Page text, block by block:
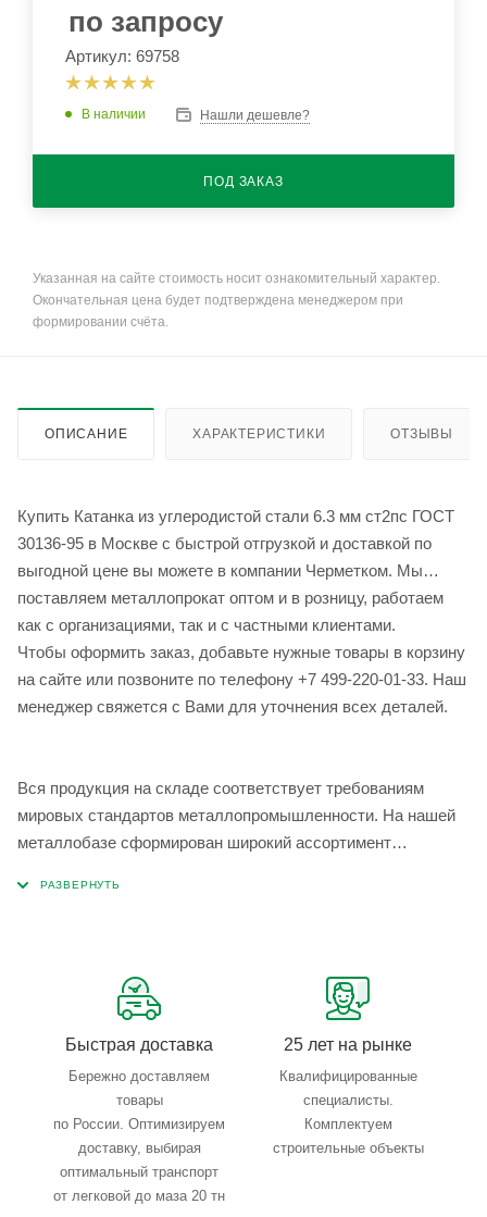
по запросу
Артикул: 69758
В наличии Нашли дешевле?
ПОД ЗАКАЗ
Указанная на сайте стоимость носит ознакомительный характер.
Окончательная цена будет подтверждена менеджером при
формировании счёта.
ОПИСАНИЕ ХАРАКТЕРИСТИКИ ОТЗЫВЫ
Купить Катанка из углеродистой стали 6.3 мм ст2пс ГОСТ
30136-95 в Москве с быстрой отгрузкой и доставкой по
выгодной цене вы можете в компании Черметком. Мы
поставляем металлопрокат оптом и в розницу, работаем
как с организациями, так и с частными клиентами.
Чтобы оформить заказ, добавьте нужные товары в корзину
на сайте или позвоните по телефону +7 499-220-01-33. Наш
менеджер свяжется с Вами для уточнения всех деталей.
Вся продукция на складе соответствует требованиям
мировых стандартов металлопромышленности. На нашей
металлобазе сформирован широкий ассортимент
Быстрая доставка
Бережно доставляем
товары
по России. Оптимизируем
доставку, выбирая
оптимальный транспорт
от легковой до маза 20 тн
25 лет на рынке
Квалифицированные
специалисты.
Комплектуем
строительные объекты